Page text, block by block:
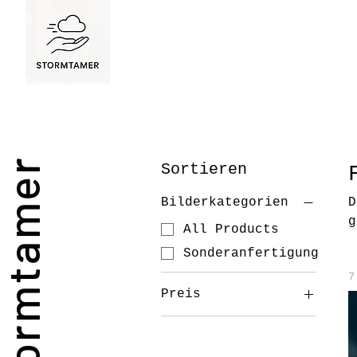
Sortieren
Bilderkategorien
All Products
Sonderanfertigung
Preis